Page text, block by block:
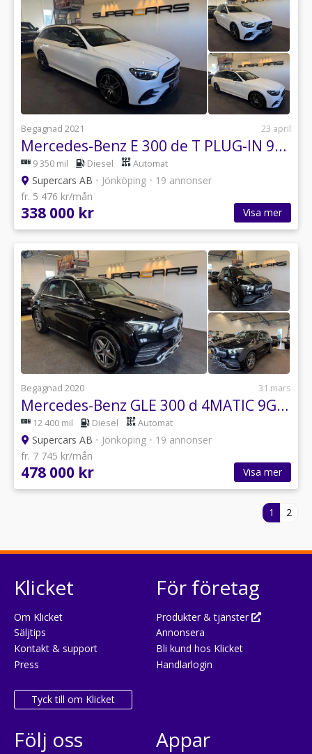
Begagnad 2021 23 april
Mercedes-Benz E 300 de T PLUG-IN 9G-Tronic AMG Night 19"
9 350 mil Diesel Automat
Supercars AB • Jönköping • 19 annonser
fr. 5 476 kr/mån
338 000 kr Visa mer
Begagnad 2020 31 mars
Mercedes-Benz GLE 300 d 4MATIC 9G-Tronic AMG Luftfjädring Panorama
12 400 mil Diesel Automat
Supercars AB • Jönköping • 19 annonser
fr. 7 745 kr/mån
478 000 kr Visa mer
1 2
Klicket
Om Klicket
Säljtips
Kontakt & support
Press
Tyck till om Klicket
För företag
Produkter & tjänster
Annonsera
Bli kund hos Klicket
Handlarlogin
Följ oss Appar